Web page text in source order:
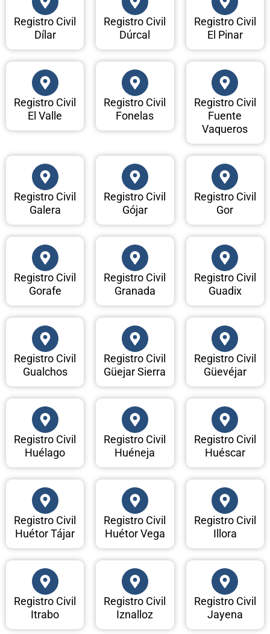
Registro Civil
Dílar
Registro Civil
Dúrcal
Registro Civil
El Pinar
Registro Civil
El Valle
Registro Civil
Fonelas
Registro Civil
Fuente
Vaqueros
Registro Civil
Galera
Registro Civil
Gójar
Registro Civil
Gor
Registro Civil
Gorafe
Registro Civil
Granada
Registro Civil
Guadix
Registro Civil
Gualchos
Registro Civil
Güejar Sierra
Registro Civil
Güevéjar
Registro Civil
Huélago
Registro Civil
Huéneja
Registro Civil
Huéscar
Registro Civil
Huétor Tájar
Registro Civil
Huétor Vega
Registro Civil
Illora
Registro Civil
Itrabo
Registro Civil
Iznalloz
Registro Civil
Jayena